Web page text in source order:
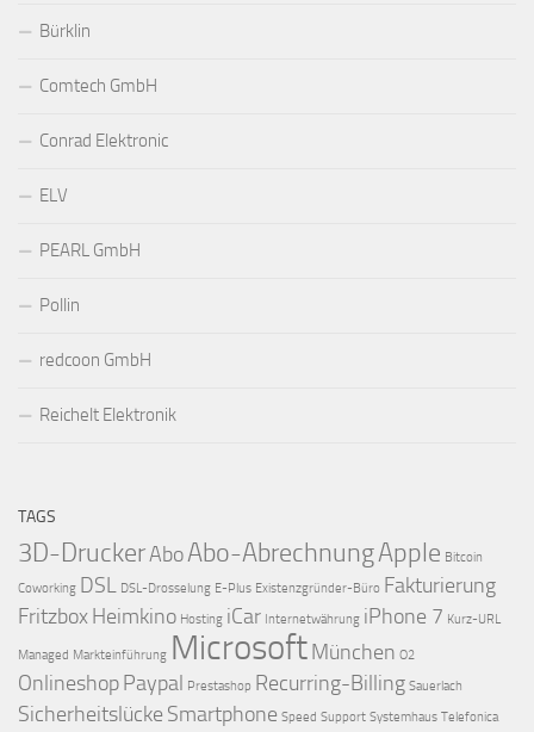
Bürklin
Comtech GmbH
Conrad Elektronic
ELV
PEARL GmbH
Pollin
redcoon GmbH
Reichelt Elektronik
TAGS
3D-DruckerAboAbo-AbrechnungApple Bitcoin
Coworking DSL DSL-Drosselung E-Plus Existenzgründer-Büro Fakturierung
Fritzbox Heimkino Hosting iCar Internetwährung iPhone 7 Kurz-URL
Managed Markteinführung Microsoft München O2
Onlineshop Paypal Prestashop Recurring-Billing Sauerlach
Sicherheitslücke Smartphone Speed Support Systemhaus Telefonica